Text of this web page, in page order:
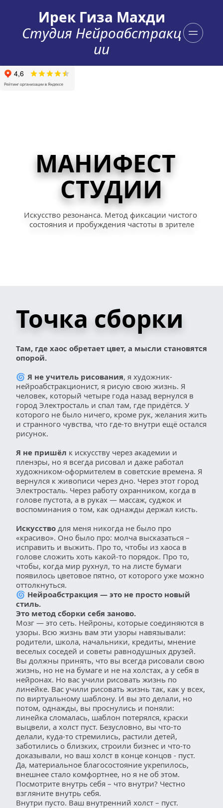
Ирек Гиза Махди
Студия Нейроабстракц
ии
МАНИФЕСТ
СТУДИИ
Искусство резонанса. Метод фиксации чистого
состояния и пробуждения частоты в зрителе
Точка сборки
Там, где хаос обретает цвет, а мысли становятся
опорой.
🌀 Я не учитель рисования, я художник-
нейроабстракционист, я рисую свою жизнь. Я
человек, который четыре года назад вернулся в
город Электросталь и спал там, где придётся. У
которого не было ничего, кроме рук, желания жить
и странного чувства, что где-то внутри ещё остался
рисунок.
Я не пришёл к искусству через академии и
пленэры, но я всегда рисовал и даже работал
художником-оформителем в советские времена. Я
вернулся к живописи через дно. Через этот город
Электросталь. Через работу охранником, когда в
голове пустота, а в руках — массаж, суджок и
воспоминания о том, как однажды держал кисть.
Искусство для меня никогда не было про
«красиво». Оно было про: молча высказаться –
исправить и выжить. Про то, чтобы из хаоса в
голове сложить хоть какой-то порядок. Про то,
чтобы, когда мир рухнул, то на листе бумаги
появилось цветовое пятно, от которого уже можно
оттолкнуться.
🌀 Нейроабстракция — это не просто новый
стиль.
Это метод сборки себя заново.
Мозг — это сеть. Нейроны, которые соединяются в
узоры. Всю жизнь вам эти узоры навязывали:
родители, школа, начальники, кредиты, мнение
веселых соседей и советы равнодушных друзей.
Вы должны принять, что вы всегда рисовали свою
жизнь, но не на бумаге и не на холстах, а у себя в
нейронах. Но вас учили рисовать жизнь по
линейке. Вас учили рисовать жизнь так, как у всех,
по виртуальному шаблону. И вы это делали, но
потом, однажды, вы проснулись и поняли:
линейка сломалась, шаблон потерялся, краски
выцвели, а холст пуст. Безусловно, вы что-то
делали, куда-то стремились, растили детей,
заботились о близких, строили бизнес и что-то
доказывали, но ваш холст в конце концов - пуст.
Да, материальное благосостояние укрепилось,
внешнее стало комфортнее, но я не об этом.
Посмотрите внутрь себя – что внутри? Честно
взгляните внутрь себя.
Внутри пусто. Ваш внутренний холст – пуст.